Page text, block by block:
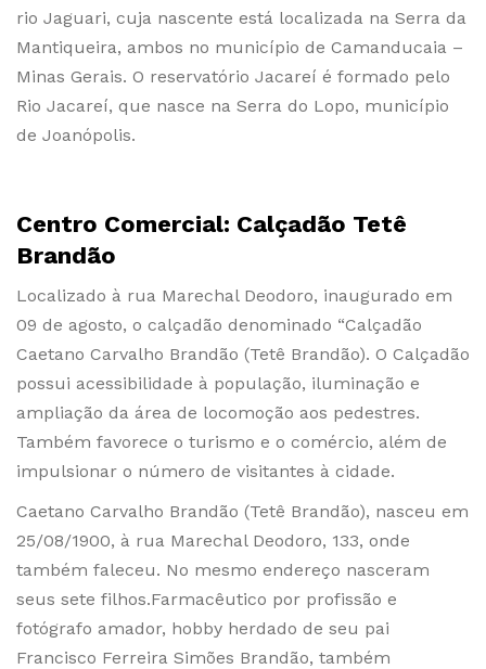
rio Jaguari, cuja nascente está localizada na Serra da
Mantiqueira, ambos no município de Camanducaia –
Minas Gerais. O reservatório Jacareí é formado pelo
Rio Jacareí, que nasce na Serra do Lopo, município
de Joanópolis.
Centro Comercial: Calçadão Tetê
Brandão
Localizado à rua Marechal Deodoro, inaugurado em
09 de agosto, o calçadão denominado “Calçadão
Caetano Carvalho Brandão (Tetê Brandão). O Calçadão
possui acessibilidade à população, iluminação e
ampliação da área de locomoção aos pedestres.
Também favorece o turismo e o comércio, além de
impulsionar o número de visitantes à cidade.
Caetano Carvalho Brandão (Tetê Brandão), nasceu em
25/08/1900, à rua Marechal Deodoro, 133, onde
também faleceu. No mesmo endereço nasceram
seus sete filhos.Farmacêutico por profissão e
fotógrafo amador, hobby herdado de seu pai
Francisco Ferreira Simões Brandão, também